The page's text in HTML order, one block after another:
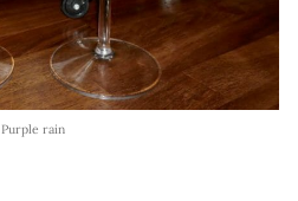
Purple rain